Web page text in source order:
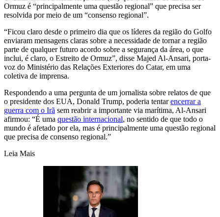
Ormuz é “principalmente uma questão regional” que precisa ser
resolvida por meio de um “consenso regional”.
“Ficou claro desde o primeiro dia que os líderes da região do Golfo
enviaram mensagens claras sobre a necessidade de tornar a região
parte de qualquer futuro acordo sobre a segurança da área, o que
inclui, é claro, o Estreito de Ormuz”, disse Majed Al-Ansari, porta-
voz do Ministério das Relações Exteriores do Catar, em uma
coletiva de imprensa.
Respondendo a uma pergunta de um jornalista sobre relatos de que
o presidente dos EUA, Donald Trump, poderia tentarencerrar a
guerra com o Irã sem reabrir a importante via marítima, Al-Ansari
afirmou: “É uma questão internacional, no sentido de que todo o
mundo é afetado por ela, mas é principalmente uma questão regional
que precisa de consenso regional.”
Leia Mais